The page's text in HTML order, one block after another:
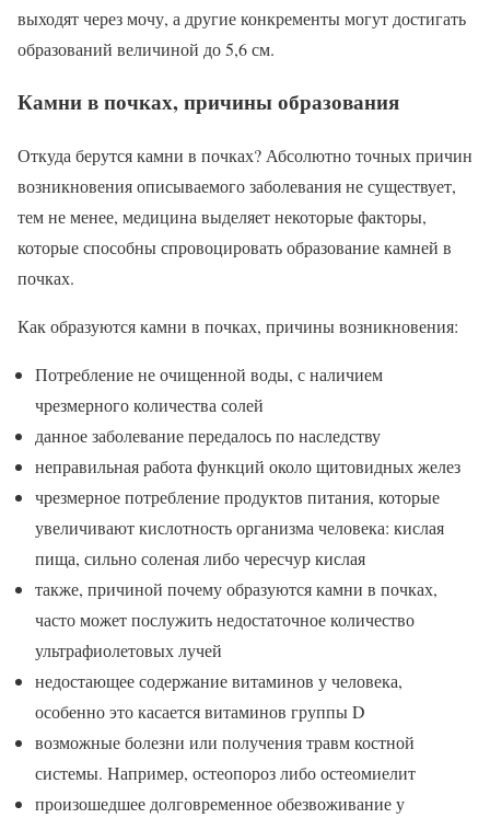
выходят через мочу, а другие конкременты могут достигать
образований величиной до 5,6 см.
Камни в почках, причины образования
Откуда берутся камни в почках? Абсолютно точных причин
возникновения описываемого заболевания не существует,
тем не менее, медицина выделяет некоторые факторы,
которые способны спровоцировать образование камней в
почках.
Как образуются камни в почках, причины возникновения:
Потребление не очищенной воды, с наличием
чрезмерного количества солей
данное заболевание передалось по наследству
неправильная работа функций около щитовидных желез
чрезмерное потребление продуктов питания, которые
увеличивают кислотность организма человека: кислая
пища, сильно соленая либо чересчур кислая
также, причиной почему образуются камни в почках,
часто может послужить недостаточное количество
ультрафиолетовых лучей
недостающее содержание витаминов у человека,
особенно это касается витаминов группы D
возможные болезни или получения травм костной
системы. Например, остеопороз либо остеомиелит
произошедшее долговременное обезвоживание у